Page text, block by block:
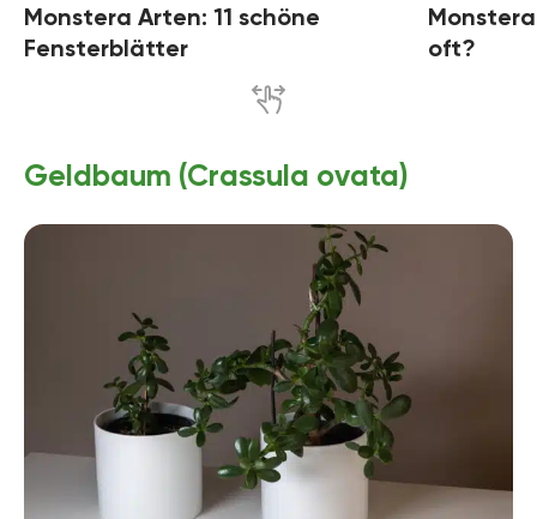
Monstera Arten: 11 schöne
Fensterblätter
oft?
Geldbaum (Crassula ovata)